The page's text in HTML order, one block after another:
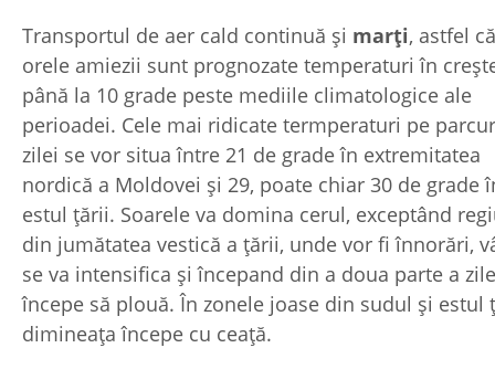
Transportul de aer cald continuă şi marţi, astfel
orele amiezii sunt prognozate temperaturi în
până la 10 grade peste mediile climatologice ale
perioadei. Cele mai ridicate termperaturi pe
zilei se vor situa între 21 de grade în extremitatea
nordică a Moldovei şi 29, poate chiar 30 de grade
estul ţării. Soarele va domina cerul, exceptând
din jumătatea vestică a ţării, unde vor fi înnorări,
se va intensifica şi începand din a doua parte a
începe să plouă. În zonele joase din sudul şi estul
dimineaţa începe cu ceaţă.